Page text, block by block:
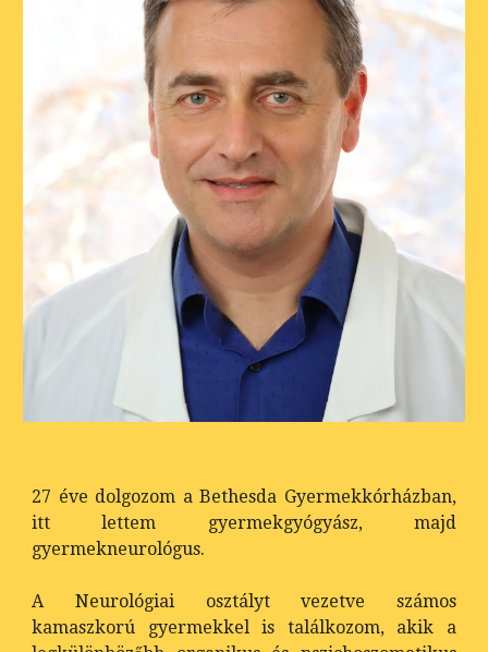
27 éve dolgozom a Bethesda Gyermekkórházban,
itt lettem gyermekgyógyász, majd
gyermekneurológus.
A Neurológiai osztályt vezetve számos
kamaszkorú gyermekkel is találkozom, akik a